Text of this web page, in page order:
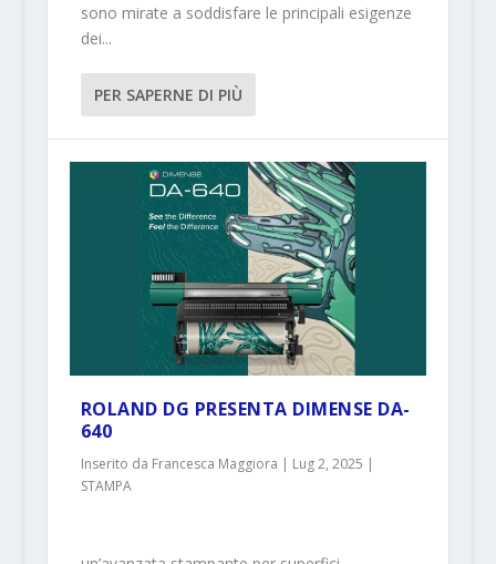
sono mirate a soddisfare le principali esigenze
dei...
PER SAPERNE DI PIÙ
ROLAND DG PRESENTA DIMENSE DA-
640
Inserito da Francesca Maggiora | Lug 2, 2025 |
STAMPA